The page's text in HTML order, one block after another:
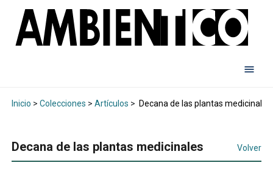
Inicio > Colecciones > Artículos > Decana de las plantas medicinales
Decana de las plantas medicinales Volver